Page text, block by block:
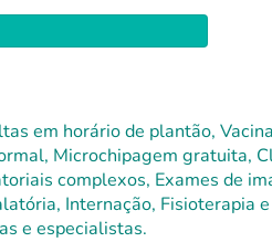
em horário de plantão,
Microchipagem gratuita,
complexos, Exames de
Internação, Fisioterapia
e especialistas.